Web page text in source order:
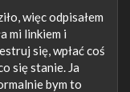
więc odpisałem
mi linkiem i
się, wpłać coś
się stanie. Ja
bym to